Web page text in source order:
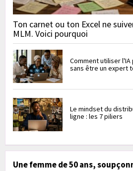
Ton carnet ou ton Excel ne
MLM. Voici pourquoi
Comment utiliser
sans être un expert
Le mindset du
ligne : les 7 piliers
Une femme de 50 ans,